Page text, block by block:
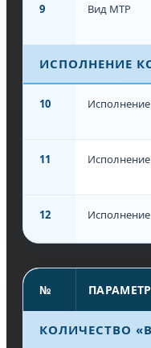
9 Вид МТР
ИСПОЛНЕНИЕ
10 Исполнение
11 Исполнение
12 Исполнение
№ ПАРАМЕТР
КОЛИЧЕСТВО